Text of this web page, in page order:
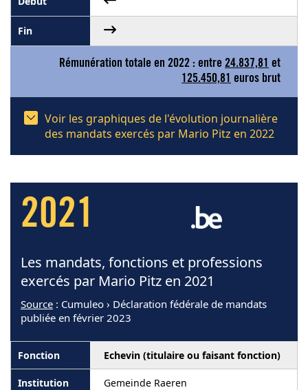
Rémunération totale en 2022 : entre 24.837,81 et
125.450,81 euros brut
Voir les graphiques de l'évolution journalière
des mandats exercés par Mario Pitz en 2022
2021
Les mandats, fonctions et professions
exercés par Mario Pitz en 2021
Source : Cumuleo › Déclaration fédérale de mandats
publiée en février 2023
Echevin (titulaire ou faisant fonction)
Gemeinde Raeren